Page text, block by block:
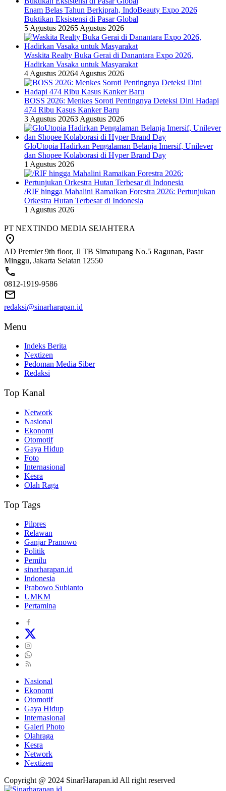
Enam Belas Tahun Berkiprah, IndoBeauty Expo 2026
Buktikan Eksistensi di Pasar Global
5 Agustus 20265 Agustus 2026
Waskita Realty Buka Gerai di Danantara Expo 2026,
Hadirkan Vasaka untuk Masyarakat
4 Agustus 20264 Agustus 2026
BOSS 2026: Menkes Soroti Pentingnya Deteksi Dini Hadapi
474 Ribu Kasus Kanker Baru
3 Agustus 20263 Agustus 2026
GloUtopia Hadirkan Pengalaman Belanja Imersif, Unilever
dan Shopee Kolaborasi di Hyper Brand Day
1 Agustus 2026
/RIF hingga Mahalini Ramaikan Forestra 2026: Pertunjukan
Orkestra Hutan Terbesar di Indonesia
1 Agustus 2026
PT NEXTINDO MEDIA SEJAHTERA
AD Premier 9th floor, Jl TB Simatupang No.5 Ragunan, Pasar
Minggu, Jakarta Selatan 12550
0812-1919-9586
redaksi@sinarharapan.id
Menu
Indeks Berita
Nextizen
Pedoman Media Siber
Redaksi
Top Kanal
Network
Nasional
Ekonomi
Otomotif
Gaya Hidup
Foto
Internasional
Kesra
Olah Raga
Top Tags
Pilpres
Relawan
Ganjar Pranowo
Politik
Pemilu
sinarharapan.id
Indonesia
Prabowo Subianto
UMKM
Pertamina
Nasional
Ekonomi
Otomotif
Gaya Hidup
Internasional
Galeri Photo
Olahraga
Kesra
Network
Nextizen
Copyright @ 2024 SinarHarapan.id All right reserved